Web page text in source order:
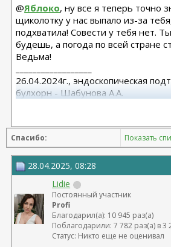
@Яблоко, ну все я теперь точно
щиколотку у нас выпало из-за
подхватила! Совести у тебя нет.
будешь, а погода по всей стране
Ведьма!
26.04.2024г., эндоскопическая
булхорн - Шабунова А.А.
06.12.2024г., бодилифт,
22.09.2025г. брахио
Бабикова М.А.
06.01.2026г. феморо
М.А.
Спасибо: Показать
28.04.2025, 08:28
Lidie
Постоянный участник
Profi
Благодарил(а): 10 945 раз(а)
Поблагодарили: 7 782 раз(а) в
Статус: Никто еще не оценивал